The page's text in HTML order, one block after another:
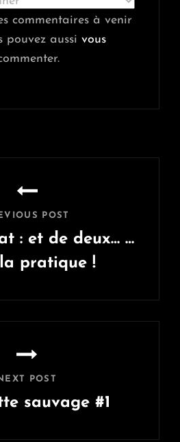
commentaires à venir
pouvez aussi vous
POST
: et de deux… …
pratique !
POST
sauvage #1